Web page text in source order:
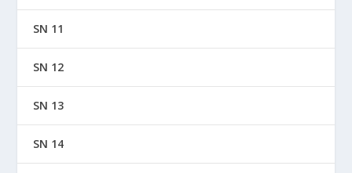
SN 11
SN 12
SN 13
SN 14